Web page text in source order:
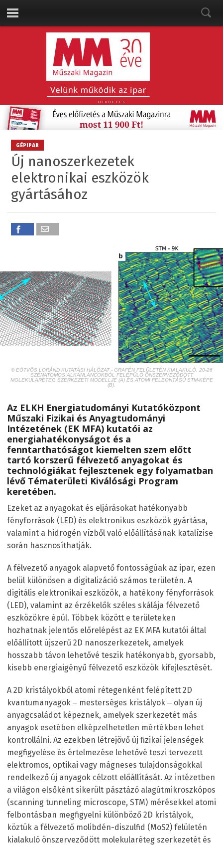
HIRDETÉS
GÉPIPAR
Új nanoszerkezetek
elektronikai eszközök
gyártásához
© EÖTVÖS LORÁND KUTATÁSI HÁLÓZAT - GRAFÉN FELÜLETÉN KIALAKULÓ, 20-26
SZÉNATOMOS ALKÁNLÁNCOKBÓL FELÉPÜLŐ ÖNSZERVEZŐDÖTT
MOLEKULARÉTEG SZERKEZETI MODELLJE (A) ÉS ATOMI FELBONTÁSÚ STM-KÉPE
(B).
Az ELKH Energiatudományi Kutatóközpont
Műszaki Fizikai és Anyagtudományi
Intézetének (EK MFA) kutatói az
energiahatékonyságot és a
fenntarthatóságot kiemelten szem előtt
tartó korszerű félvezető anyagokat és
technológiákat fejlesztenek egy folyamatban
lévő Tématerületi Kiválósági Program
keretében.
Ezeket az anyagokat és eljárásokat hatékonyabb
fényforrások (LED) és elektronikus eszközök gyártása,
valamint a hidrogén vízből való előállításának katalízise
során hasznosíthatják.
A félvezető anyagok alapvető fontosságúak az ipar, ezen
belül különösen a digitalizáció számos területén. A
digitális elektronikai eszközök, a hatékony fényforrások
(LED), valamint az érzékelők széles skálája félvezető
eszközökre épül. Többek között e területeken
hozhatnak jelentős előrelépést az EK MFA kutatói által
előállított újszerű 2D nanoszerkezetek, amelyek
hosszabb távon lehetővé teszik hatékonyabb, gyorsabb,
kisebb energiaigényű félvezető eszközök kifejlesztését.
A 2D kristályokból atomi rétegenként felépített 2D
kvantumanyagok ‒ mesterséges kristályok ‒ olyan új
anyagcsaládot képeznek, amelyek szerkezetét más
anyagok esetében elképzelhetetlen mértékben lehet
kontrollálni. Az ezekben létrejövő új fizikai jelenségek
megfigyelése és értelmezése lehetővé teszi tervezett
elektromos, optikai vagy mágneses tulajdonságokkal
rendelkező új anyagok célzott előállítását. Az intézetben
a világon elsőként sikerült pásztázó alagútmikroszkópos
(scanning tunneling microscope, STM) mérésekkel atomi
felbontásban megfigyelni különböző 2D kristályok,
köztük a félvezető molibdén-diszulfid (MoS2) felületén
kialakuló önszerveződött molekularéteg szerkezetét és